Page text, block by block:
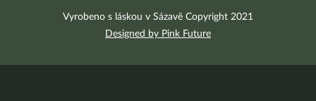
Vyrobeno s láskou v Sázavě Copyright 2021
Designed by Pink Future